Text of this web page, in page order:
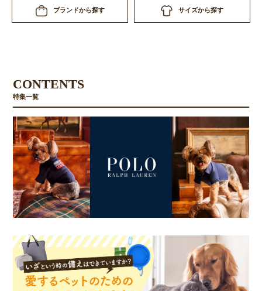
ブランドから探す サイズから探す
CONTENTS
特集一覧